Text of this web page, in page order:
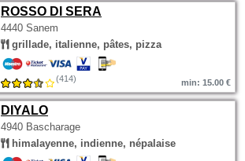
ROSSO DI SERA
4440 Sanem
grillade, italienne, pâtes, pizza
(414) min: 15.00 €
DIYALO
4940 Bascharage
himalayenne, indienne, népalaise